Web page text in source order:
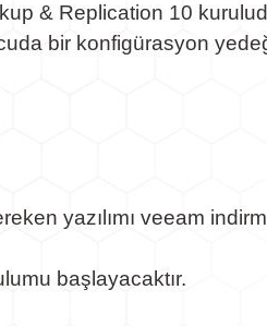
& Replication 10
bir konfigürasyon
yazılımı veeam
başlayacaktır.